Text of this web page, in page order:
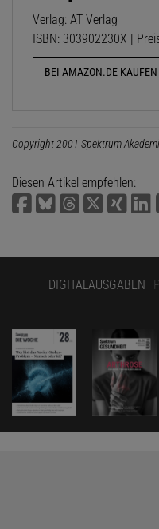
Verlag: AT Verlag
ISBN: 303902230X |
BEI AMAZON.DE KAUFEN
Copyright 2001 Spektrum
Diesen Artikel empfehlen:
DIGITALAUSGABEN